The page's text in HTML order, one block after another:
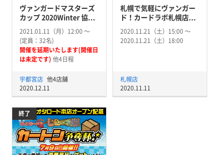
ヴァンガードマスターズ
カップ 2020Winter 協...
2021.01.11（月）12:00 〜
(定員：32名)
開催を延期いたします(開催日
は未定です) 他4日程
宇都宮店 他4店舗
2020.12.11
札幌で気軽にヴァンガー
ド！カードラボ札幌店...
2020.11.21（土）15:00 〜
2020.11.21（土）18:00
札幌店
2020.11.11
終了